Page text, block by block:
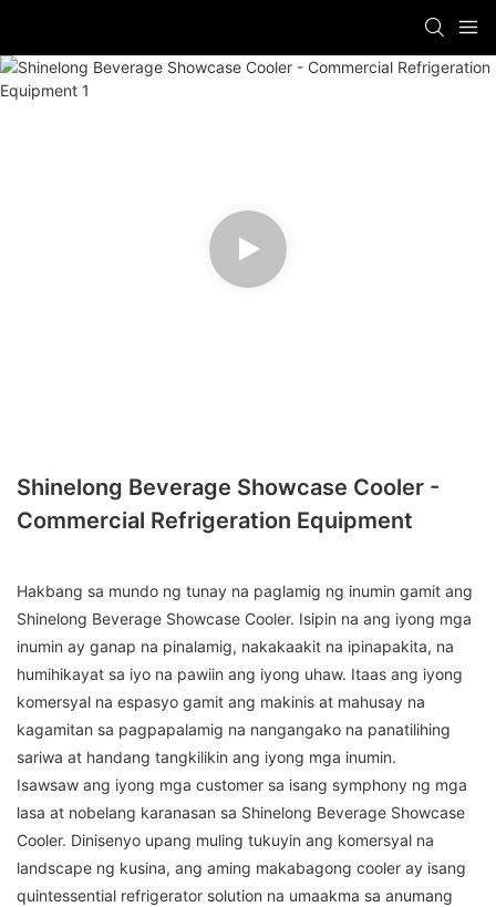
Shinelong Beverage Showcase Cooler -
Commercial Refrigeration Equipment
Hakbang sa mundo ng tunay na paglamig ng inumin gamit ang
Shinelong Beverage Showcase Cooler. Isipin na ang iyong mga
inumin ay ganap na pinalamig, nakakaakit na ipinapakita, na
humihikayat sa iyo na pawiin ang iyong uhaw. Itaas ang iyong
komersyal na espasyo gamit ang makinis at mahusay na
kagamitan sa pagpapalamig na nangangako na panatilihing
sariwa at handang tangkilikin ang iyong mga inumin.
Isawsaw ang iyong mga customer sa isang symphony ng mga
lasa at nobelang karanasan sa Shinelong Beverage Showcase
Cooler. Dinisenyo upang muling tukuyin ang komersyal na
landscape ng kusina, ang aming makabagong cooler ay isang
quintessential refrigerator solution na umaakma sa anumang